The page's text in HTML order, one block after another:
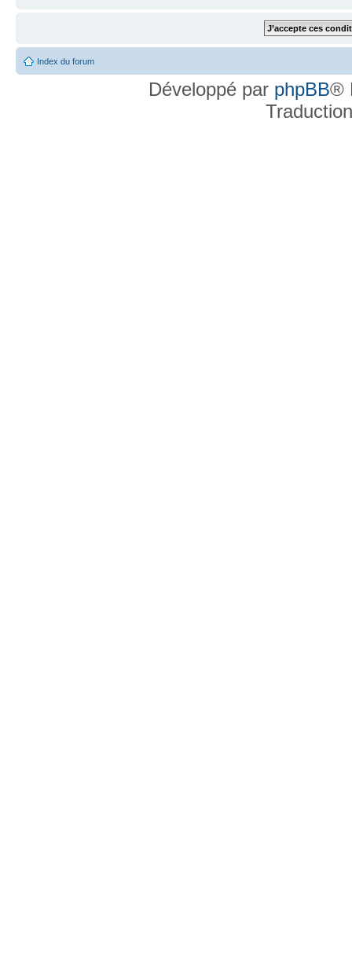
Index du forum
Développé par phpBB®